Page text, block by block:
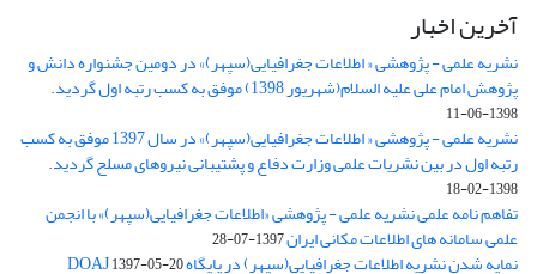
آخرین اخبار
نشریه علمی - پژوهشی « اطلاعات جغرافیایی(سپهر)» در دومین جشنواره دانش و
پژوهش امام علی علیه السلام(شهریور 1398) موفق به کسب رتبه اول گردید.
1398-06-11
نشریه علمی - پژوهشی « اطلاعات جغرافیایی(سپهر)» در سال 1397 موفق به کسب
رتبه اول در بین نشریات علمی وزارت دفاع و پشتیبانی نیروهای مسلح گردید.
1398-02-18
تفاهم نامه علمی نشریه علمی - پژوهشی «اطلاعات جغرافیایی(سپهر)» با انجمن
علمی سامانه های اطلاعات مکانی ایران1397-07-28
نمایه شدن نشریه اطلاعات جغرافیایی(سپهر) در پایگاه DOAJ1397-05-20